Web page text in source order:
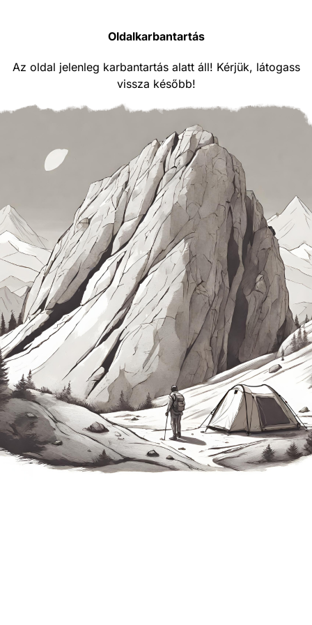
Oldalkarbantartás
Az oldal jelenleg karbantartás alatt áll! Kérjük, látogass
vissza később!